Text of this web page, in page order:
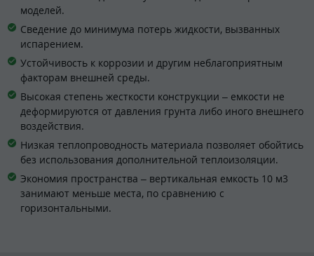
моделей.
Сведение до минимума потерь жидкости, вызванных
испарением.
Устойчивость к коррозии и другим неблагоприятным
факторам внешней среды.
Высокая степень жесткости конструкции – емкости не
деформируются от давления грунта либо иного внешнего
воздействия.
Низкая теплопроводность материала позволяет обойтись
без использования дополнительной теплоизоляции.
Экономия пространства – вертикальная емкость 10 м3
занимают меньше места, по сравнению с
горизонтальными.